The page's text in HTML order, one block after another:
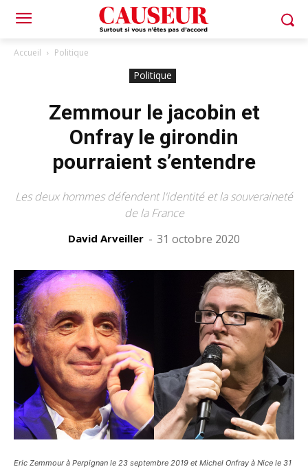
Accueil Politique
Politique
Zemmour le jacobin et
Onfray le girondin
pourraient s’entendre
Les deux hommes défendent l'identité et la souveraineté
de la France
David Arveiller - 31 octobre 2020
Eric Zemmour à Perpignan le 23 septembre 2019 et Michel Onfray à Nice le 31